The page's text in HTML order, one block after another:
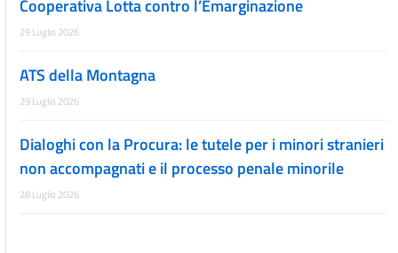
Cooperativa Lotta contro l’Emarginazione
29 Luglio 2026
ATS della Montagna
29 Luglio 2026
Dialoghi con la Procura: le tutele per i minori stranieri
non accompagnati e il processo penale minorile
28 Luglio 2026